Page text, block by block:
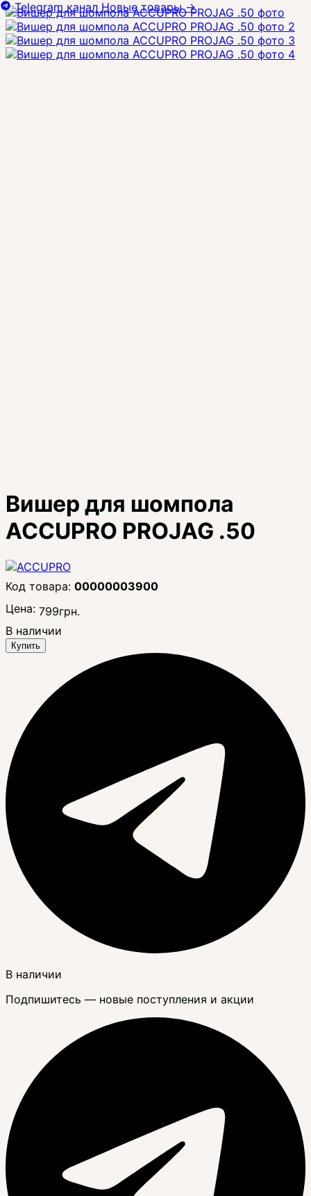
Вишер для шомпола
ACCUPRO PROJAG .50
00000003900
Цена: 799грн.
В наличии
Купить
В наличии
Подпишитесь — новые поступления и акции
Telegram канал Новые товары→